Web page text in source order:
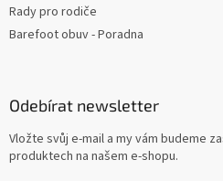
Rady pro rodiče
Barefoot obuv - Poradna
Odebírat newsletter
Vložte svůj e-mail a my vám budeme
produktech na našem e-shopu.